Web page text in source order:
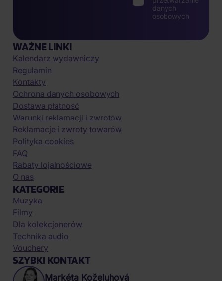
danych
osobowych
WAŻNE LINKI
Kalendarz wydawniczy
Regulamin
Kontakty
Ochrona danych osobowych
Dostawa płatność
Warunki reklamacji i zwrotów
Reklamacje i zwroty towarów
Polityka cookies
FAQ
Rabaty lojalnościowe
O nas
KATEGORIE
Muzyka
Filmy
Dla kolekcjonerów
Technika audio
Vouchery
SZYBKI KONTAKT
Markéta Koželuhová